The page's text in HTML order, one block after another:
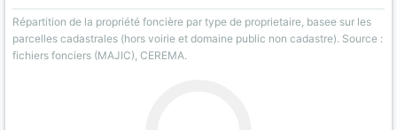
Répartition de la propriété foncière par type de proprietaire, basee sur les
parcelles cadastrales (hors voirie et domaine public non cadastre). Source :
fichiers fonciers (MAJIC), CEREMA.